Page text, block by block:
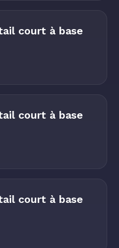
court à base
court à base
court à base